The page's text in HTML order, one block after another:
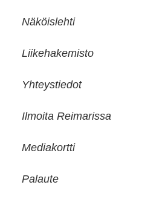
Näköislehti
Liikehakemisto
Yhteystiedot
Ilmoita Reimarissa
Mediakortti
Palaute